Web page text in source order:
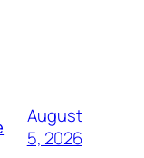
August
5, 2026